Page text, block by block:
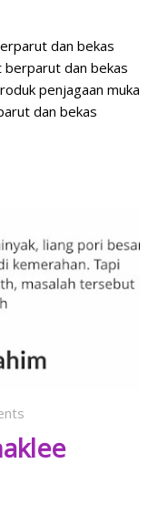
dan bekas
berparut dan bekas
penjagaan muka
dan bekas